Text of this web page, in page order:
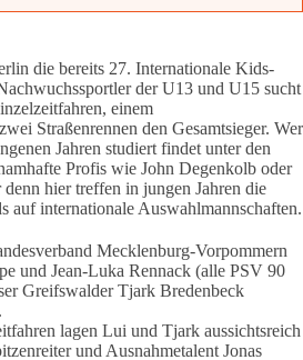
die bereits 27. Internationale Kids-
der U13 und U15 sucht
einem
Straßenrennen den Gesamtsieger. Wer
Jahren studiert findet unter den
Profis wie John Degenkolb oder
hier treffen in jungen Jahren die
auf internationale Auswahlmannschaften.
Mecklenburg-Vorpommern
und Jean-Luka Rennack (alle PSV 90
Greifswalder Tjark Bredenbeck
lagen Lui und Tjark aussichtsreich
und Ausnahmetalent Jonas